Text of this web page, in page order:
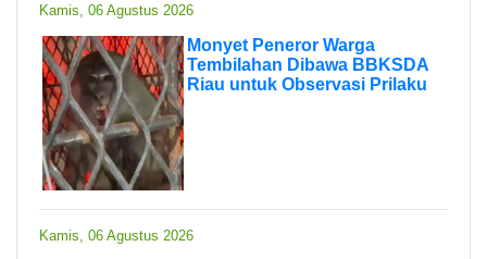
Kamis, 06 Agustus 2026
Monyet Peneror Warga
Tembilahan Dibawa BBKSDA
Riau untuk Observasi Prilaku
Kamis, 06 Agustus 2026